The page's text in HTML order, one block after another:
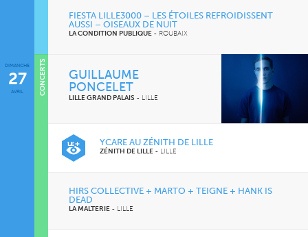
FIESTA LILLE3000 – LES ÉTOILES REFROIDISSENT
AUSSI – OISEAUX DE NUIT
LA CONDITION PUBLIQUE - ROUBAIX
CINÉMA
DIMANCHE
27
AVRIL
GUILLAUME
PONCELET
LILLE GRAND PALAIS - LILLE
YCARE AU ZÉNITH DE LILLE
ZÉNITH DE LILLE - LILLE
HIRS COLLECTIVE + MARTO + TEIGNE + HANK IS
DEAD
LA MALTERIE - LILLE
CONCERTS